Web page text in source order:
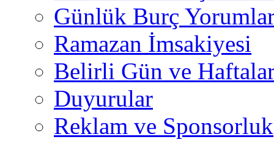
Günlük Burç
Ramazan İmsakiyesi
Belirli Gün ve
Duyurular
Reklam ve Sponsorluk